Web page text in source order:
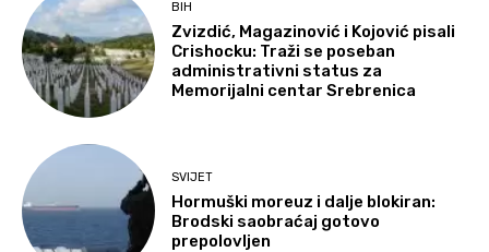
BIH
Zvizdić, Magazinović i Kojović pisali
Crishocku: Traži se poseban
administrativni status za
Memorijalni centar Srebrenica
SVIJET
Hormuški moreuz i dalje blokiran:
Brodski saobraćaj gotovo
prepolovljen